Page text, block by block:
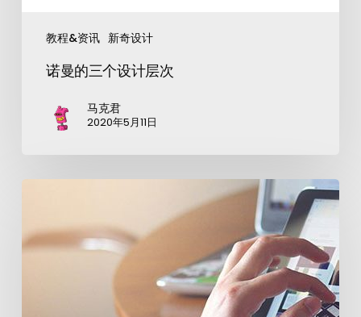
教程&资讯 新奇设计
诺曼的三个设计层次
马克君
2020年5月11日